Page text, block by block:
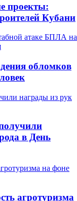
проекты:
Кубани
обломков
в День
агротуризма